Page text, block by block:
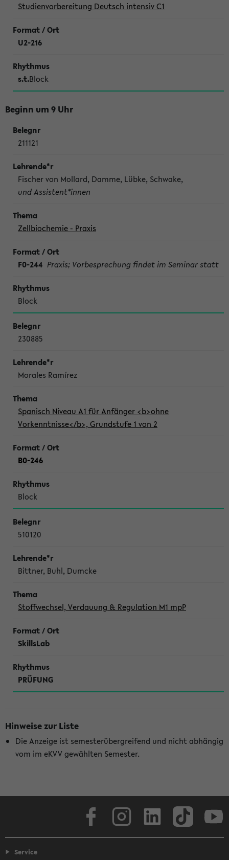
Studienvorbereitung Deutsch intensiv C1
U2-216
s.t.Block
Beginn um 9 Uhr
211121
Fischer von Mollard, Damme, Lübke, Schwake,
und Assistent*innen
Zellbiochemie - Praxis
F0-244 Praxis; Vorbesprechung findet im Seminar statt
Block
230885
Morales Ramírez
Spanisch Niveau A1 für Anfänger <b>ohne
Vorkenntnisse</b>, Grundstufe 1 von 2
B0-246
Block
510120
Bittner, Buhl, Dumcke
Stoffwechsel, Verdauung & Regulation M1 mpP
SkillsLab
PRÜFUNG
Hinweise zur Liste
Die Anzeige ist semesterübergreifend und nicht abhängig
vom im eKVV gewählten Semester.
Service